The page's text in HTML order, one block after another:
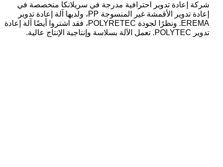
شركة إعادة تدوير احترافية مدرجة في سريلانكا متخصصة في
إعادة تدوير الأقمشة غير المنسوجة PP، ولديها آلة إعادة تدوير
EREMA. ونظرًا لجودة POLYRETEC، فقد اشتروا أيضًا آلة إعادة
تدوير POLYTEC. تعمل الآلة بسلاسة وإنتاجية الإنتاج عالية.